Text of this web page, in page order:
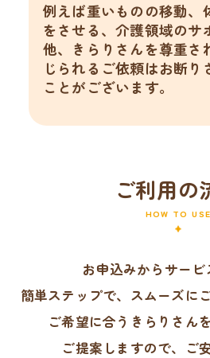
例えば重いものの移動、
をさせる、介護領域のサ
他、きらりさんを尊重さ
じられるご依頼はお断り
ことがございます。
ご利用の
HOW TO USE
お申込みからサー
簡単ステップで、スムーズに
ご希望に合うきらりさん
ご提案しますので、ご